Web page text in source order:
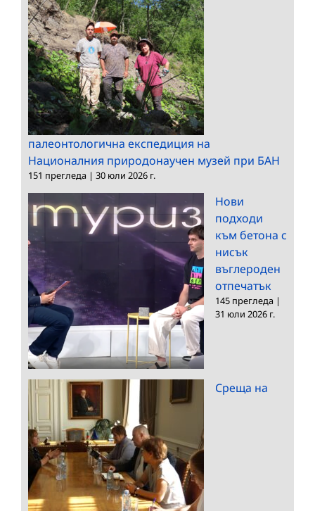
палеонтологична експедиция на
Националния природонаучен музей при БАН
151 прегледа | 30 юли 2026 г.
Нови
подходи
към бетона с
нисък
въглероден
отпечатък
145 прегледа |
31 юли 2026 г.
Среща на